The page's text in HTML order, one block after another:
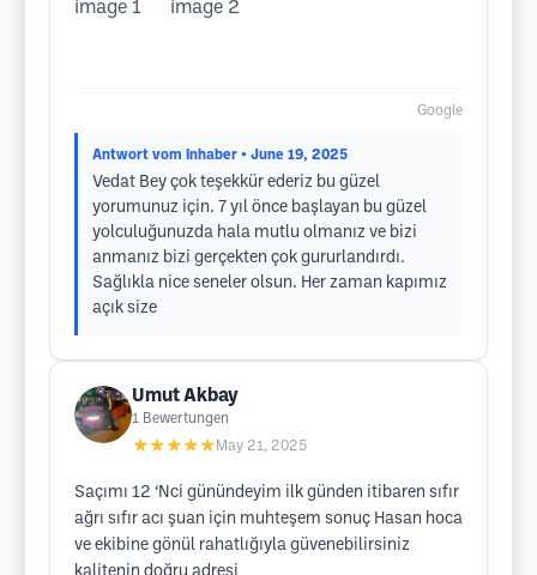
Google
Antwort vom Inhaber • June 19, 2025
Vedat Bey çok teşekkür ederiz bu güzel
yorumunuz için. 7 yıl önce başlayan bu güzel
yolculuğunuzda hala mutlu olmanız ve bizi
anmanız bizi gerçekten çok gururlandırdı.
Sağlıkla nice seneler olsun. Her zaman kapımız
açık size
Umut Akbay
1 Bewertungen
★★★★★ May 21, 2025
Saçımı 12 ‘Nci günündeyim ilk günden itibaren sıfır
ağrı sıfır acı şuan için muhteşem sonuç Hasan hoca
ve ekibine gönül rahatlığıyla güvenebilirsiniz